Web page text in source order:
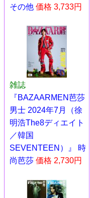
その他 価格 3,733円
雑誌
『BAZAARMEN芭莎
男士 2024年7月（徐
明浩The8ディエイト
／韓国
SEVENTEEN）』 時
尚芭莎 価格 2,730円